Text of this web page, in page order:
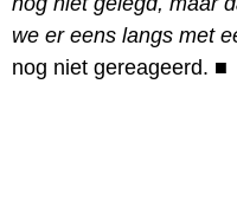
we er eens langs met
nog niet gereageerd. ■